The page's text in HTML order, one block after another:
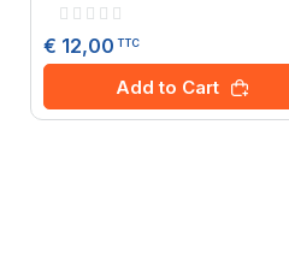
Rating:
€ 12,00 TTC
Add to Cart